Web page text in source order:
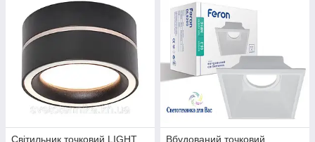
Світильник точковий LIGHT
Вбудований точковий